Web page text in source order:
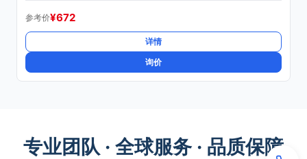
参考价¥672
详情
询价
专业团队 · 全球服务 · 品质保障